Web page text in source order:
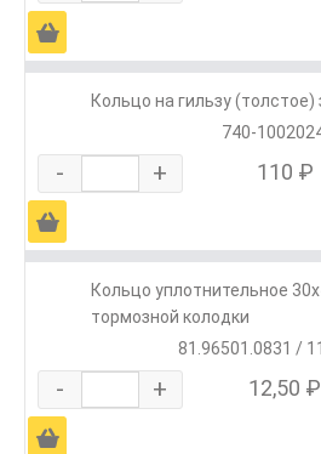
Ä
Кольцо на гильзу
740-
- + 110 ₽
Ä
Кольцо уплотнительное
тормозной колодки
81.96501.0831 /
- + 12,50 ₽
Ä